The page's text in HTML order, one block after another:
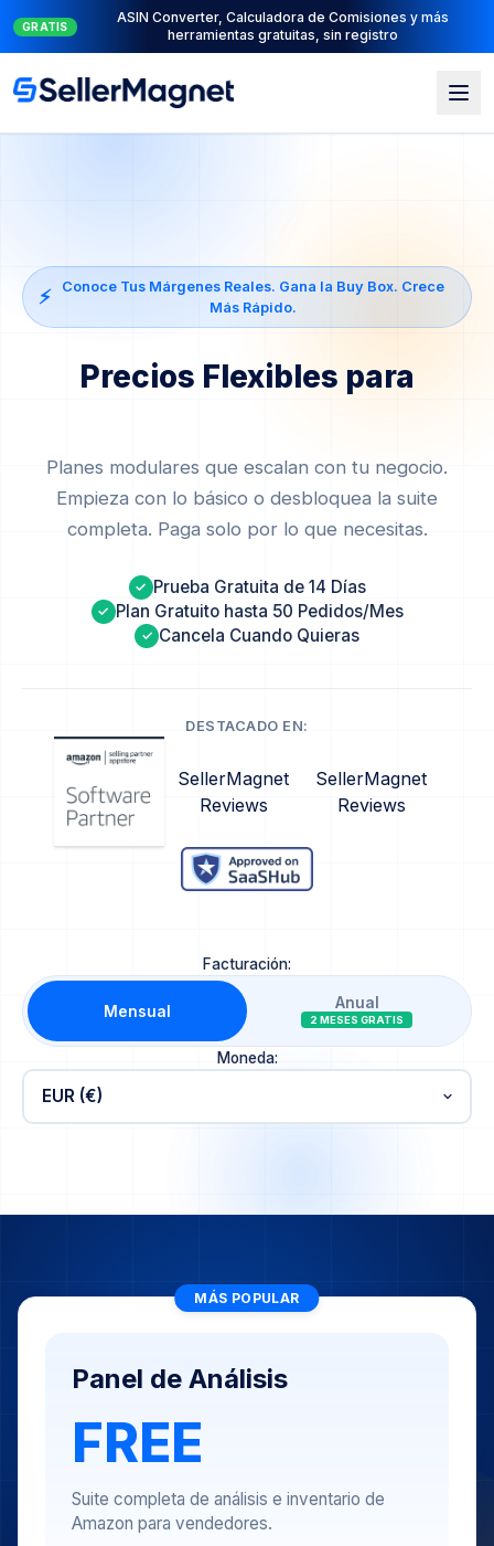
NUEVO
Suite PPC completa: PPC Manager para el control + AI
Engine para la automatización
⚡
Conoce Tus Márgenes Reales. Gana la Buy Box. Crece
Más Rápido.
Precios Flexibles para
Planes modulares que escalan con tu negocio.
Empieza con lo básico o desbloquea la suite
completa. Paga solo por lo que necesitas.
✓ Prueba Gratuita de 14 Días
✓ Plan Gratuito hasta 50 Pedidos/Mes
✓ Cancela Cuando Quieras
DESTACADO EN:
SellerMagnet
Reviews
SellerMagnet
Reviews
Facturación:
Mensual Anual
2 MESES GRATIS
Moneda:
MÁS POPULAR
Panel de Análisis
FREE
Suite completa de análisis e inventario de
Amazon para vendedores.